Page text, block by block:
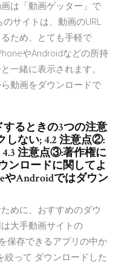
は「動画ゲッター」で
サイトは、動画のURL
ため、とても手軽で
やAndroidなどの所持
一緒に表示されます。
動画をダウンロードで
するときの3つの注意
しない; 4.2 注意点②:
注意点③:著作権に
ンロードに関してよ
やAndroidではダウン
めに、おすすめのダウ
大手動画サイトの
保存できるアプリの中か
絞って ダウンロードした